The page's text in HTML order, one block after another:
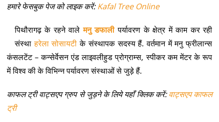
हमारे फेसबुक पेज को लाइक करें:Kafal Tree Online
पिथौरागढ़ के रहने वालेमनु डफालीपर्यावरण के क्षेत्र में काम कर रही
संस्थाहरेला सोसायटी के संस्थापक सदस्य हैं. वर्तमान में मनु फ्रीलान्स
कंसलटेंट – कन्सेर्वेसन एंड लाइवलीहुड प्रोग्राम्स, स्पीकर कम मेंटर के रूप
में विश्व की के विभिन्न पर्यावरण संस्थाओं से जुड़े हैं.
काफल ट्री वाट्सएप ग्रुप से जुड़ने के लिये यहाँ क्लिक करें:वाट्सएप काफल
ट्री